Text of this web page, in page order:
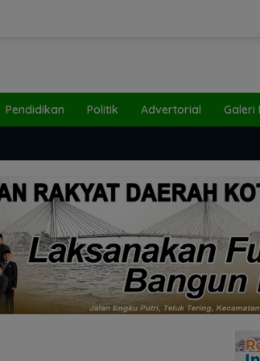
Pendidikan Politik Advertorial Galeri